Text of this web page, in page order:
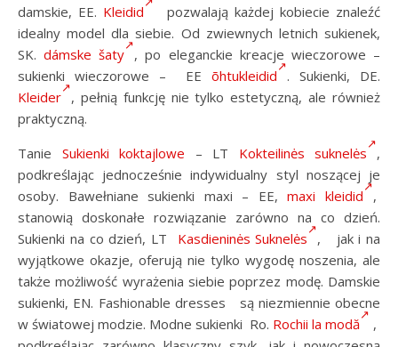
damskie, EE. Kleidid
pozwalają każdej kobiecie znaleźć
idealny model dla siebie. Od zwiewnych letnich sukienek,
SK.dámske šaty , po eleganckie kreacje wieczorowe –
sukienki wieczorowe – EE õhtukleidid
. Sukienki, DE.
Kleider , pełnią funkcję nie tylko estetyczną, ale również
praktyczną.
Tanie Sukienki koktajlowe – LT Kokteilinės suknelės
,
podkreślając jednocześnie indywidualny styl noszącej je
osoby. Bawełniane sukienki maxi – EE,maxi kleidid
,
stanowią doskonałe rozwiązanie zarówno na co dzień.
Sukienki na co dzień, LT Kasdieninės Suknelės
, jak i na
wyjątkowe okazje, oferują nie tylko wygodę noszenia, ale
także możliwość wyrażenia siebie poprzez modę. Damskie
sukienki, EN. Fashionable dresses są niezmiennie obecne
w światowej modzie. Modne sukienki Ro. Rochii la modă
,